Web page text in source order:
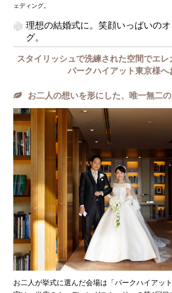
ェディング。
理想の結婚式に。笑顔いっぱいの
グ。
スタイリッシュで洗練された空間でエレ
パークハイアット東京様へ
お二人の想いを形にした、唯一無二
お二人が挙式に選んだ会場は「パークハイアット